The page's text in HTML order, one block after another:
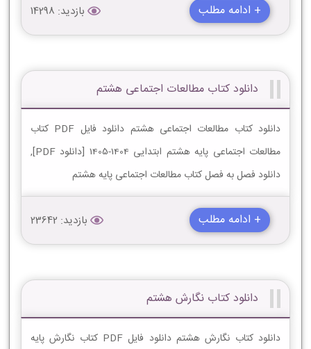
+ ادامه مطلب بازدید: 14298
دانلود کتاب مطالعات اجتماعی هشتم
دانلود کتاب مطالعات اجتماعی هشتم دانلود فایل PDF کتاب
مطالعات اجتماعی پایه هشتم ابتدایی 1404-1405 [دانلود PDF],
دانلود فصل به فصل کتاب مطالعات اجتماعی پایه هشتم
+ ادامه مطلب بازدید: 23642
دانلود کتاب نگارش هشتم
دانلود کتاب نگارش هشتم دانلود فایل PDF کتاب نگارش پایه